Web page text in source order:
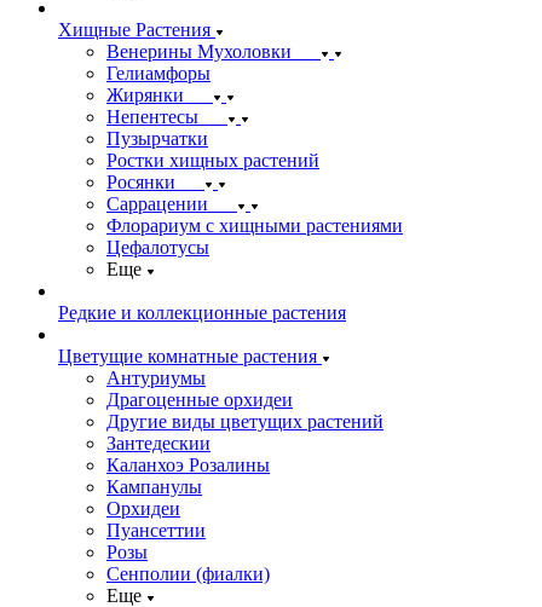
Хищные Растения
Венерины Мухоловки
Гелиамфоры
Жирянки
Непентесы
Пузырчатки
Ростки хищных растений
Росянки
Саррацении
Флорариум с хищными растениями
Цефалотусы
Еще
Редкие и коллекционные растения
Цветущие комнатные растения
Антуриумы
Драгоценные орхидеи
Другие виды цветущих растений
Зантедескии
Каланхоэ Розалины
Кампанулы
Орхидеи
Пуансеттии
Розы
Сенполии (фиалки)
Еще